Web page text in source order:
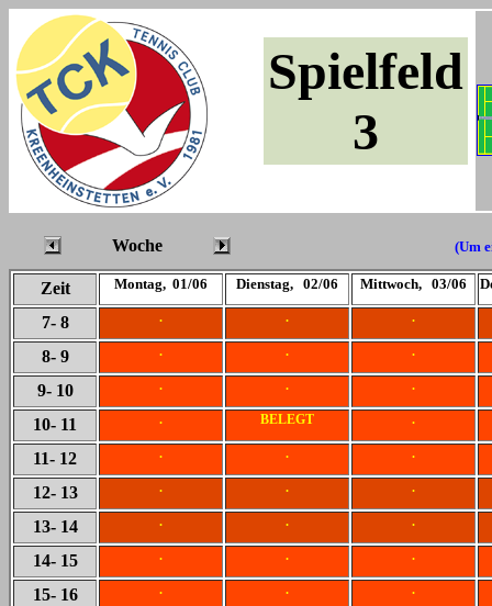
Spielfeld
3
Woche (Um
Zeit Montag, 01/06 Dienstag, 02/06 Mittwoch, 03/06
7- 8 . . .
8- 9 . . .
9- 10 . . .
10- 11 . BELEGT .
11- 12 . . .
12- 13 . . .
13- 14 . . .
14- 15 . . .
15- 16 . . .